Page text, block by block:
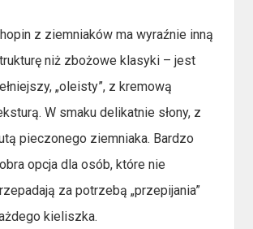
z ziemniaków ma wyraźnie inną
niż zbożowe klasyki – jest
„oleisty”, z kremową
W smaku delikatnie słony, z
pieczonego ziemniaka. Bardzo
opcja dla osób, które nie
za potrzebą „przepijania”
kieliszka.